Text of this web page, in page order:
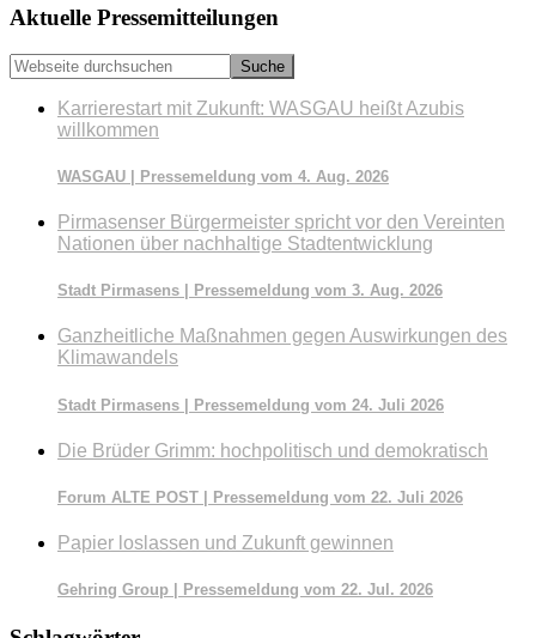
Seitenspalte
Aktuelle Pressemitteilungen
Webseite
durchsuchen
Karrierestart mit Zukunft: WASGAU heißt Azubis
willkommen
WASGAU | Pressemeldung vom 4. Aug. 2026
Pirmasenser Bürgermeister spricht vor den Vereinten
Nationen über nachhaltige Stadtentwicklung
Stadt Pirmasens | Pressemeldung vom 3. Aug. 2026
Ganzheitliche Maßnahmen gegen Auswirkungen des
Klimawandels
Stadt Pirmasens | Pressemeldung vom 24. Juli 2026
Die Brüder Grimm: hochpolitisch und demokratisch
Forum ALTE POST | Pressemeldung vom 22. Juli 2026
Papier loslassen und Zukunft gewinnen
Gehring Group | Pressemeldung vom 22. Jul. 2026